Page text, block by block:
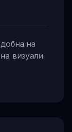
на
визуали